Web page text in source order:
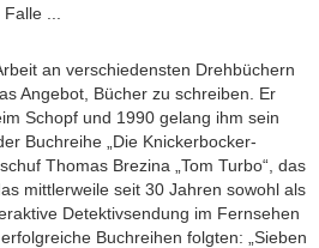
...
an verschiedensten Drehbüchern
Angebot, Bücher zu schreiben. Er
Schopf und 1990 gelang ihm sein
Buchreihe „Die Knickerbocker-
Thomas Brezina „Tom Turbo“, das
mittlerweile seit 30 Jahren sowohl als
Detektivsendung im Fernsehen
Buchreihen folgten: „Sieben